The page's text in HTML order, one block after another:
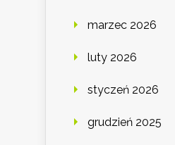
marzec 2026
luty 2026
styczeń 2026
grudzień 2025